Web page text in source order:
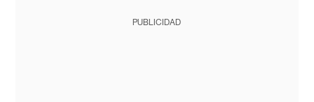
PUBLICIDAD